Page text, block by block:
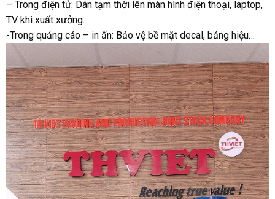
– Trong điện tử: Dán tạm thời lên màn hình điện thoại, laptop,
TV khi xuất xưởng.
-Trong quảng cáo – in ấn: Bảo vệ bề mặt decal, bảng hiệu…